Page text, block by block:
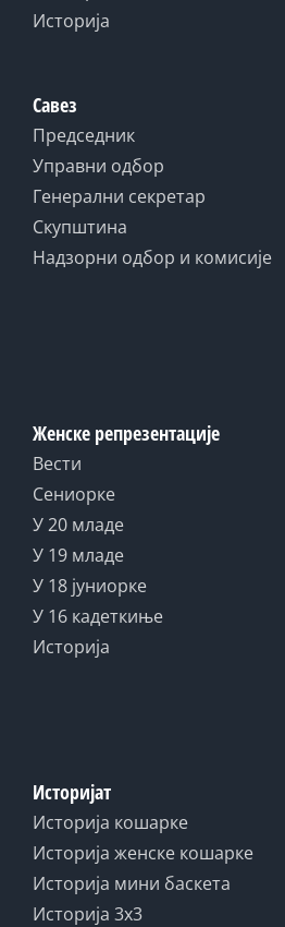
Историја
Савез
Председник
Управни одбор
Генерални секретар
Скупштина
Надзорни одбор и комисије
Женске репрезентације
Вести
Сениорке
У 20 младе
У 19 младе
У 18 јуниорке
У 16 кадеткиње
Историја
Историјат
Историја кошарке
Историја женске кошарке
Историја мини баскета
Историја 3x3